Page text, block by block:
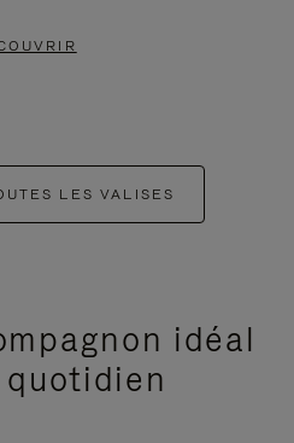
LES VALISES
idéal